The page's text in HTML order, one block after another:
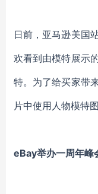
日前，亚马逊美国
欢看到由模特展示
特。为了给买家带
片中使用人物模特图
eBay举办一周年峰